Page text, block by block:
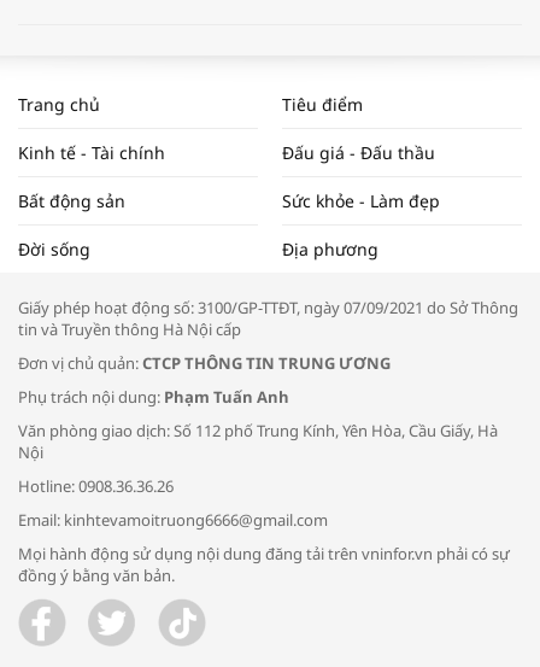
NAM NĂM 2024 VÀ NĂM 2025 | NHỊP
ĐẬP THỊ TRƯỜNG #62
Tọa đàm “Xúc tiến thương mại: Khơi
Bác sĩ tư vấn cách phòng tránh bệnh
đường hô hấp trong thời tiết giao mùa
Trao yêu thương cho em
Trang chủ Tiêu điểm
Kinh tế - Tài chính Đấu giá - Đấu thầu
Bất động sản Sức khỏe - Làm đẹp
Đời sống Địa phương
Giấy phép hoạt động số: 3100/GP-TTĐT, ngày 07/09/2021 do Sở Thông
tin và Truyền thông Hà Nội cấp
Đơn vị chủ quản:CTCP THÔNG TIN TRUNG ƯƠNG
Phụ trách nội dung: Phạm Tuấn Anh
Văn phòng giao dịch: Số 112 phố Trung Kính, Yên Hòa, Cầu Giấy, Hà
Nội
Hotline: 0908.36.36.26
Email: kinhtevamoitruong6666@gmail.com
Mọi hành động sử dụng nội dung đăng tải trên vninfor.vn phải có sự
đồng ý bằng văn bản.